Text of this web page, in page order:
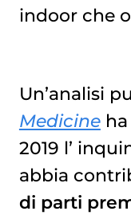
indoor che
Un’analisi
Medicineha
2019 l’
abbia
di parti